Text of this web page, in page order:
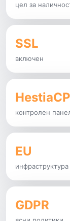
цел за
SSL
включен
HestiaCP
контролен
EU
инфраструктура
GDPR